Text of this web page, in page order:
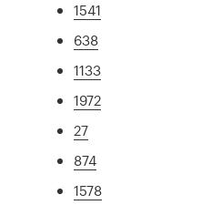
1541
638
1133
1972
27
874
1578